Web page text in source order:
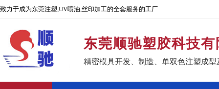
致力于成为东莞注塑,UV喷油,丝印加工的全套服务的工厂
东莞顺驰塑胶科技
精密模具开发、制造、单双色注塑成